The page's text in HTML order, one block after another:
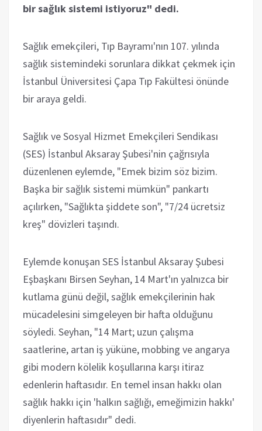
bir sağlık sistemi istiyoruz" dedi.
Sağlık emekçileri, Tıp Bayramı'nın 107. yılında
sağlık sistemindeki sorunlara dikkat çekmek için
İstanbul Üniversitesi Çapa Tıp Fakültesi önünde
bir araya geldi.
Sağlık ve Sosyal Hizmet Emekçileri Sendikası
(SES) İstanbul Aksaray Şubesi'nin çağrısıyla
düzenlenen eylemde, "Emek bizim söz bizim.
Başka bir sağlık sistemi mümkün" pankartı
açılırken, "Sağlıkta şiddete son", "7/24 ücretsiz
kreş" dövizleri taşındı.
Eylemde konuşan SES İstanbul Aksaray Şubesi
Eşbaşkanı Birsen Seyhan, 14 Mart'ın yalnızca bir
kutlama günü değil, sağlık emekçilerinin hak
mücadelesini simgeleyen bir hafta olduğunu
söyledi. Seyhan, "14 Mart; uzun çalışma
saatlerine, artan iş yüküne, mobbing ve angarya
gibi modern kölelik koşullarına karşı itiraz
edenlerin haftasıdır. En temel insan hakkı olan
sağlık hakkı için 'halkın sağlığı, emeğimizin hakkı'
diyenlerin haftasıdır" dedi.